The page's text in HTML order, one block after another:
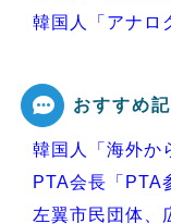
韓国人「アナロ
Powered by
おすすめ
韓国人「海外か
PTA会長「PTA
左翼市民団体、